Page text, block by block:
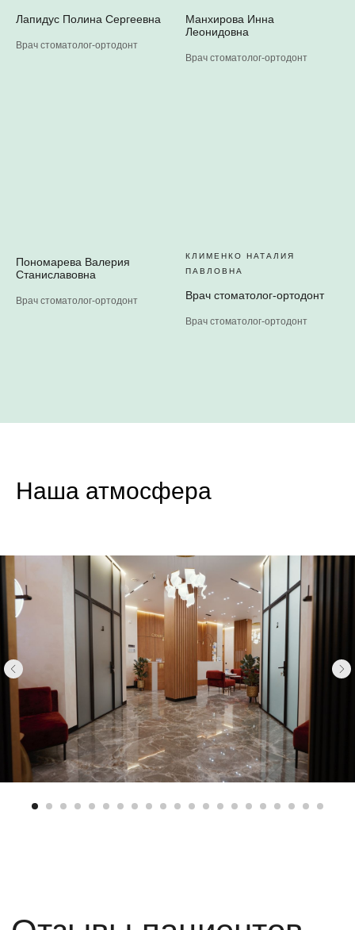
Лапидус Полина Сергеевна
Врач стоматолог-ортодонт
Манхирова Инна
Леонидовна
Врач стоматолог-ортодонт
Пономарева Валерия
Станиславовна
Врач стоматолог-ортодонт
КЛИМЕНКО НАТАЛИЯ
ПАВЛОВНА
Врач стоматолог-ортодонт
Врач стоматолог-ортодонт
Наша атмосфера